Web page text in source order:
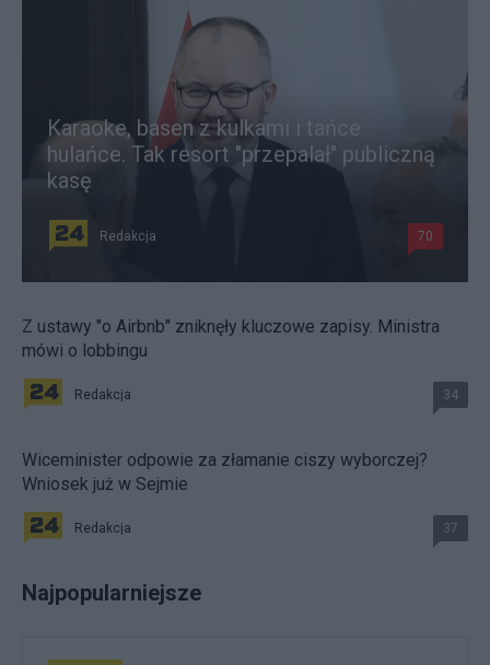
Karaoke, basen z kulkami i tańce
hulańce. Tak resort "przepalał" publiczną
kasę
Redakcja 70
Z ustawy "o Airbnb" zniknęły kluczowe zapisy. Ministra
mówi o lobbingu
Redakcja 34
Wiceminister odpowie za złamanie ciszy wyborczej?
Wniosek już w Sejmie
Redakcja 37
Najpopularniejsze